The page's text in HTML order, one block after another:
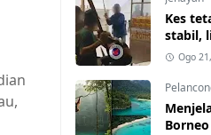
Kes
stabil,
Ogo
Borneo